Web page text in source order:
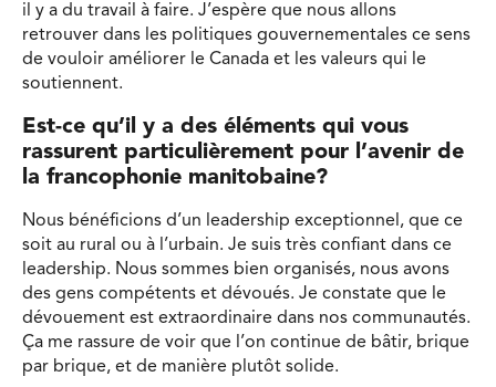
il y a du travail à faire. J’espère que nous allons
retrouver dans les politiques gouvernementales ce sens
de vouloir améliorer le Canada et les valeurs qui le
soutiennent.
Est-ce qu’il y a des éléments qui vous
rassurent particulièrement pour l’avenir de
la francophonie manitobaine?
Nous bénéficions d’un leadership exceptionnel, que ce
soit au rural ou à l’urbain. Je suis très confiant dans ce
leadership. Nous sommes bien organisés, nous avons
des gens compétents et dévoués. Je constate que le
dévouement est extraordinaire dans nos communautés.
Ça me rassure de voir que l’on continue de bâtir, brique
par brique, et de manière plutôt solide.